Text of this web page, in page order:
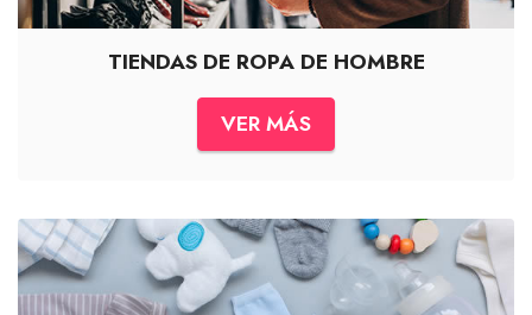
TIENDAS DE ROPA DE HOMBRE
VER MÁS